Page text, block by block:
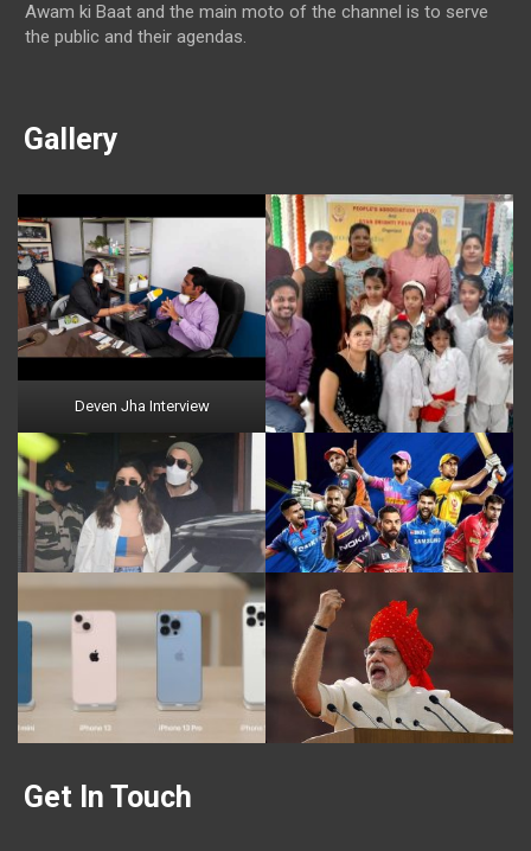
Awam ki Baat and the main moto of the channel is to serve
the public and their agendas.
Gallery
Deven Jha Interview
Get In Touch